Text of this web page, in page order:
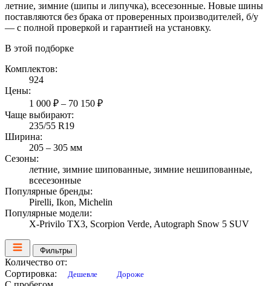
летние, зимние (шипы и липучка), всесезонные. Новые шины
поставляются без брака от проверенных производителей, б/у
— с полной проверкой и гарантией на установку.
В этой подборке
Комплектов:
924
Цены:
1 000 ₽ – 70 150 ₽
Чаще выбирают:
235/55 R19
Ширина:
205 – 305 мм
Сезоны:
летние, зимние шипованные, зимние нешипованные,
всесезонные
Популярные бренды:
Pirelli, Ikon, Michelin
Популярные модели:
X-Privilo TX3, Scorpion Verde, Autograph Snow 5 SUV
Фильтры
Количество от:
Сортировка:
Дешевле Дороже